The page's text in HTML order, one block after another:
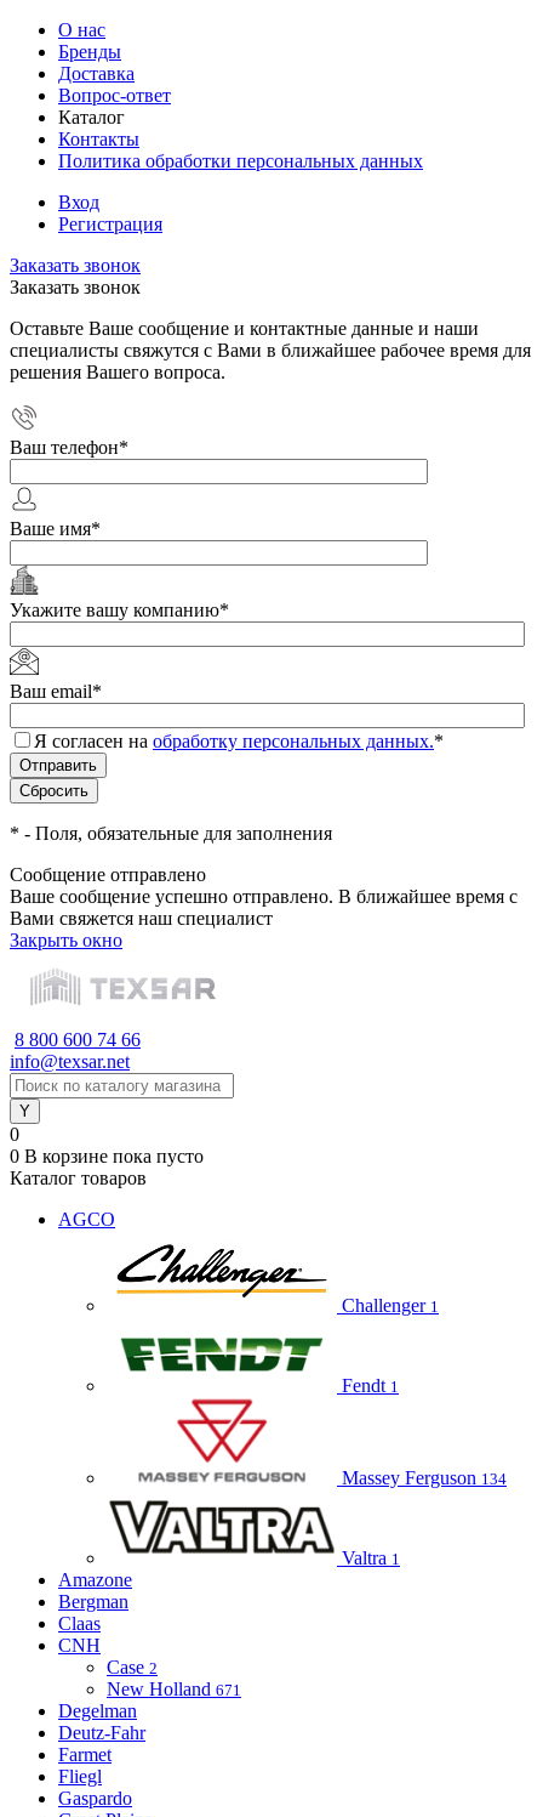
О нас
Бренды
Доставка
Вопрос-ответ
Каталог
Контакты
Политика обработки персональных данных
Вход
Регистрация
Заказать звонок
Заказать звонок
Оставьте Ваше сообщение и контактные данные и наши
специалисты свяжутся с Вами в ближайшее рабочее время для
решения Вашего вопроса.
Ваш телефон*
Ваше имя*
Укажите вашу компанию*
Ваш email*
Я согласен на обработку персональных данных.*
* - Поля, обязательные для заполнения
Сообщение отправлено
Ваше сообщение успешно отправлено. В ближайшее время с
Вами свяжется наш специалист
Закрыть окно
8 800 600 74 66
info@texsar.net
0
0 В корзине пока пусто
Каталог товаров
AGCO
Challenger 1
Fendt 1
Massey Ferguson 134
Valtra 1
Amazone
Bergman
Claas
CNH
Case 2
New Holland 671
Degelman
Deutz-Fahr
Farmet
Fliegl
Gaspardo